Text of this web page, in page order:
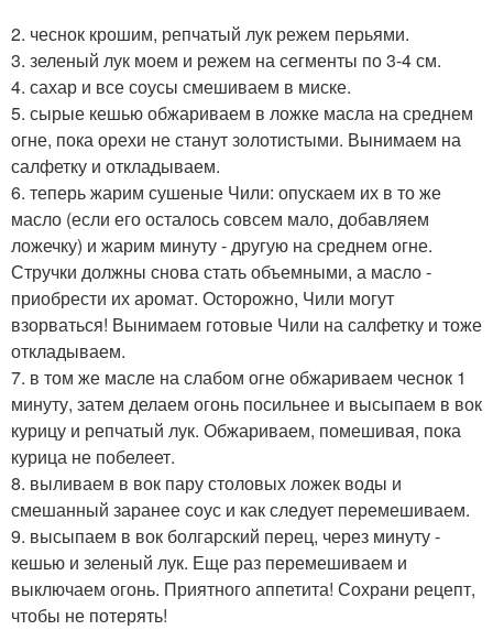
2. чеснок крошим, репчатый лук режем перьями.
3. зеленый лук моем и режем на сегменты по 3-4 см.
4. сахар и все соусы смешиваем в миске.
5. сырые кешью обжариваем в ложке масла на среднем
огне, пока орехи не станут золотистыми. Вынимаем на
салфетку и откладываем.
6. теперь жарим сушеные Чили: опускаем их в то же
масло (если его осталось совсем мало, добавляем
ложечку) и жарим минуту - другую на среднем огне.
Стручки должны снова стать объемными, а масло -
приобрести их аромат. Осторожно, Чили могут
взорваться! Вынимаем готовые Чили на салфетку и тоже
откладываем.
7. в том же масле на слабом огне обжариваем чеснок 1
минуту, затем делаем огонь посильнее и высыпаем в вок
курицу и репчатый лук. Обжариваем, помешивая, пока
курица не побелеет.
8. выливаем в вок пару столовых ложек воды и
смешанный заранее соус и как следует перемешиваем.
9. высыпаем в вок болгарский перец, через минуту -
кешью и зеленый лук. Еще раз перемешиваем и
выключаем огонь. Приятного аппетита! Сохрани рецепт,
чтобы не потерять!